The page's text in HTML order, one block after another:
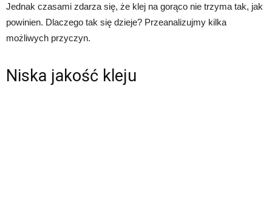
Jednak czasami zdarza się, że klej na gorąco nie trzyma tak, jak
powinien. Dlaczego tak się dzieje? Przeanalizujmy kilka
możliwych przyczyn.
Niska jakość kleju